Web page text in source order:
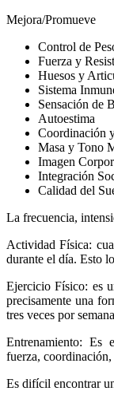
Mejora/Promueve
Control de
Fuerza y
Huesos y
Sistema
Sensación de
Autoestima
Coordinación
Masa y Tono
Imagen
Integración
Calidad del
La frecuencia,
Actividad Física:
durante el día. Esto
Ejercicio Físico: es
precisamente una
tres veces por
Entrenamiento: Es
fuerza,
Es difícil encontrar